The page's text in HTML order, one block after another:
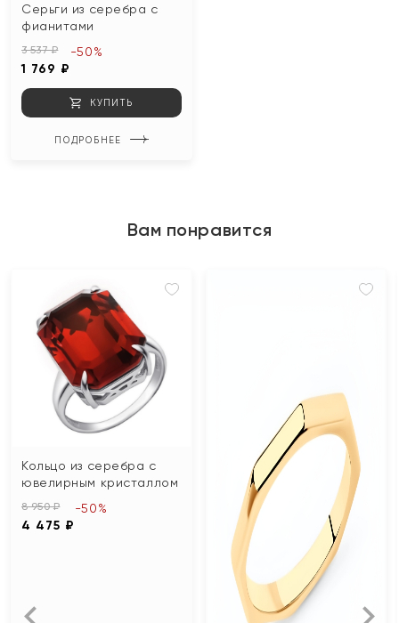
Серьги из серебра с
фианитами
3 537 ₽
1 769 ₽
-50%
КУПИТЬ
ПОДРОБНЕЕ
Вам понравится
Кольцо из серебра с
ювелирным кристаллом
8 950 ₽
4 475 ₽
-50%